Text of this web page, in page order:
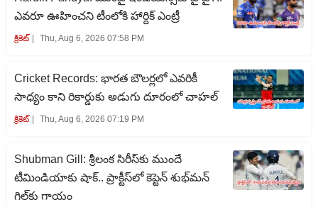
ఎవరూ ఊహించని టీంలోకి హార్దిక్ ఎంట్రీ
క్రికెట్‌ Thu, Aug 6, 2026 07:58 PM
Cricket Records: భారత బౌలర్లలో ఎవరికీ
సాధ్యం కాని రికార్డుకు అడుగు దూరంలో చాహల్
క్రికెట్‌ Thu, Aug 6, 2026 07:19 PM
Shubman Gill: శ్రీలంక సిరీస్‌కు ముందే
టీమిండియాకు షాక్.. ప్రాక్టీస్‌లో కెప్టెన్ శుభ్‌మన్
గిల్‌కు గాయం